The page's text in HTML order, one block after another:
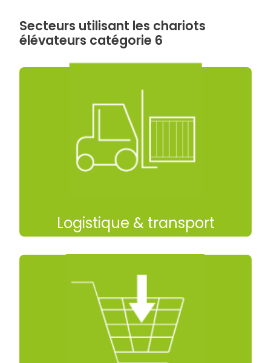
Secteurs utilisant les chariots
élévateurs catégorie 6
Logistique & transport
hauteur, il permet la préparation de
commandes et le picking en allées étroites,
tout en réduisant les déplacements et les
temps de cycle.
centrales logistiques, il facilite le
réapprovisionnement des zones de
stockage hautes avec un gain d’espace
significatif.